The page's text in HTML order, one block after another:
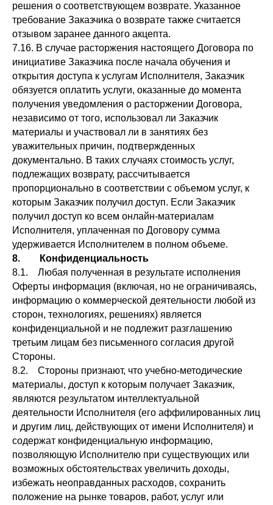
решения о соответствующем возврате. Указанное
требование Заказчика о возврате также считается
отзывом заранее данного акцепта.
7.16. В случае расторжения настоящего Договора по
инициативе Заказчика после начала обучения и
открытия доступа к услугам Исполнителя, Заказчик
обязуется оплатить услуги, оказанные до момента
получения уведомления о расторжении Договора,
независимо от того, использовал ли Заказчик
материалы и участвовал ли в занятиях без
уважительных причин, подтвержденных
документально. В таких случаях стоимость услуг,
подлежащих возврату, рассчитывается
пропорционально в соответствии с объемом услуг, к
которым Заказчик получил доступ. Если Заказчик
получил доступ ко всем онлайн-материалам
Исполнителя, уплаченная по Договору сумма
удерживается Исполнителем в полном объеме.
8. Конфиденциальность
8.1. Любая полученная в результате исполнения
Оферты информация (включая, но не ограничиваясь,
информацию о коммерческой деятельности любой из
сторон, технологиях, решениях) является
конфиденциальной и не подлежит разглашению
третьим лицам без письменного согласия другой
Стороны.
8.2. Стороны признают, что учебно-методические
материалы, доступ к которым получает Заказчик,
являются результатом интеллектуальной
деятельности Исполнителя (его аффилированных лиц
и другим лиц, действующих от имени Исполнителя) и
содержат конфиденциальную информацию,
позволяющую Исполнителю при существующих или
возможных обстоятельствах увеличить доходы,
избежать неоправданных расходов, сохранить
положение на рынке товаров, работ, услуг или